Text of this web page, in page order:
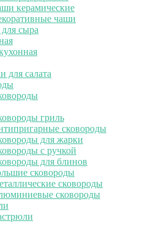
керамические
чаши
сыра
для салата
гриль
сковороды
для жарки
с ручкой
для блинов
сковороды
сковороды
сковороды